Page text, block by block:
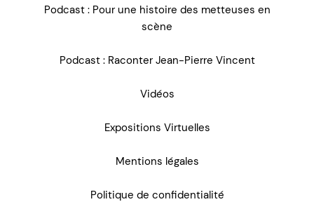
Podcast : Pour une histoire des metteuses en
scène
Podcast : Raconter Jean-Pierre Vincent
Vidéos
Expositions Virtuelles
Mentions légales
Politique de confidentialité